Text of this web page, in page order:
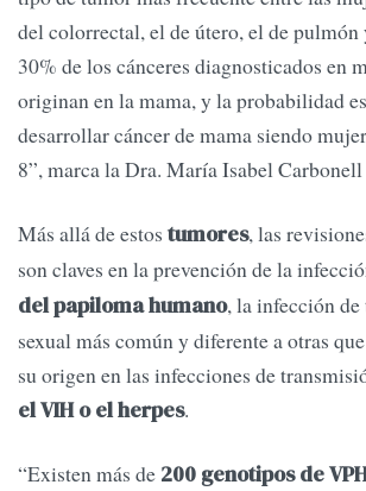
del colorrectal, el de útero, el de
30% de los cánceres diagnosticados en
originan en la mama, y la probabilidad
desarrollar cáncer de mama siendo
8”, marca la Dra. María Isabel
Más allá de estos tumores, las
son claves en la prevención de la
del papiloma humano, la infección
sexual más común y diferente a otras
su origen en las infecciones de
el VIH o el herpes.
“Existen más de 200 genotipos de